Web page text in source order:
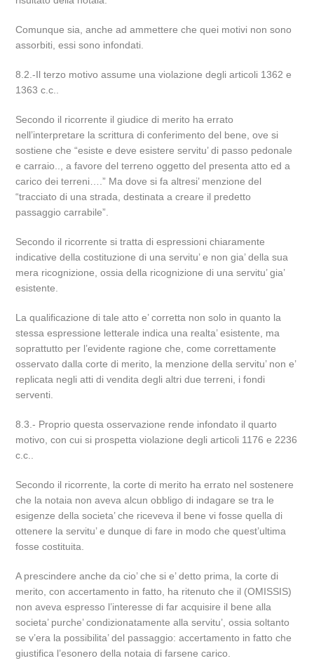
Comunque sia, anche ad ammettere che quei motivi non sono
assorbiti, essi sono infondati.
8.2.-Il terzo motivo assume una violazione degli articoli 1362 e
1363 c.c..
Secondo il ricorrente il giudice di merito ha errato
nell’interpretare la scrittura di conferimento del bene, ove si
sostiene che “esiste e deve esistere servitu’ di passo pedonale
e carraio.., a favore del terreno oggetto del presenta atto ed a
carico dei terreni….” Ma dove si fa altresi’ menzione del
“tracciato di una strada, destinata a creare il predetto
passaggio carrabile”.
Secondo il ricorrente si tratta di espressioni chiaramente
indicative della costituzione di una servitu’ e non gia’ della sua
mera ricognizione, ossia della ricognizione di una servitu’ gia’
esistente.
La qualificazione di tale atto e’ corretta non solo in quanto la
stessa espressione letterale indica una realta’ esistente, ma
soprattutto per l’evidente ragione che, come correttamente
osservato dalla corte di merito, la menzione della servitu’ non e’
replicata negli atti di vendita degli altri due terreni, i fondi
serventi.
8.3.- Proprio questa osservazione rende infondato il quarto
motivo, con cui si prospetta violazione degli articoli 1176 e 2236
c.c..
Secondo il ricorrente, la corte di merito ha errato nel sostenere
che la notaia non aveva alcun obbligo di indagare se tra le
esigenze della societa’ che riceveva il bene vi fosse quella di
ottenere la servitu’ e dunque di fare in modo che quest’ultima
fosse costituita.
A prescindere anche da cio’ che si e’ detto prima, la corte di
merito, con accertamento in fatto, ha ritenuto che il (OMISSIS)
non aveva espresso l’interesse di far acquisire il bene alla
societa’ purche’ condizionatamente alla servitu’, ossia soltanto
se v’era la possibilita’ del passaggio: accertamento in fatto che
giustifica l’esonero della notaia di farsene carico.